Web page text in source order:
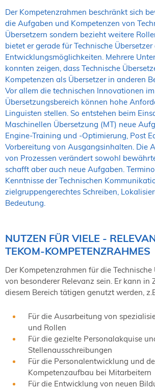
Der Kompetenzrahmen beschränkt sich
die Aufgaben und Kompetenzen von
Übersetzern sondern bezieht weitere
bietet er gerade für Technische
Entwicklungsmöglichkeiten. Mehrere
konnten zeigen, dass Technische
Kompetenzen als Übersetzer in anderen
Vor allem die technischen Innovationen im
Übersetzungsbereich können hohe
Linguisten stellen. So entstehen beim
Maschinellen Übersetzung (MT) neue
Engine-Training und -Optimierung, Post
Vorbereitung von Ausgangsinhalten. Die
von Prozessen verändert sowohl
schafft aber auch neue Aufgaben.
Kenntnisse der Technischen
zielgruppengerechtes Schreiben,
Bedeutung.
NUTZEN FÜR VIELE -
TEKOM-KOMPETENZRAHMES
Der Kompetenzrahmen für die
von besonderer Relevanz sein. Er kann in
diesem Bereich tätigen genutzt werden,
Für die Ausarbeitung von
und Rollen
Für die gezielte Personalakquise
Stellenausschreibungen
Für die Personalentwicklung und
Kompetenzaufbau bei Mitarbeitern
Für die Entwicklung von neuen